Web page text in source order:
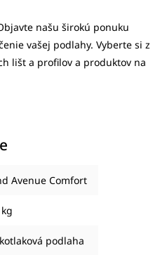
našu širokú ponuku
vašej podlahy. Vyberte si z
lišt a profilov a produktov na
Avenue Comfort
podlaha